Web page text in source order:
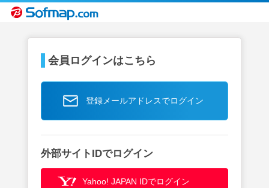
会員ログインはこちら
登録メールアドレスでログイン
外部サイトIDでログイン
Yahoo! JAPAN IDでログイン